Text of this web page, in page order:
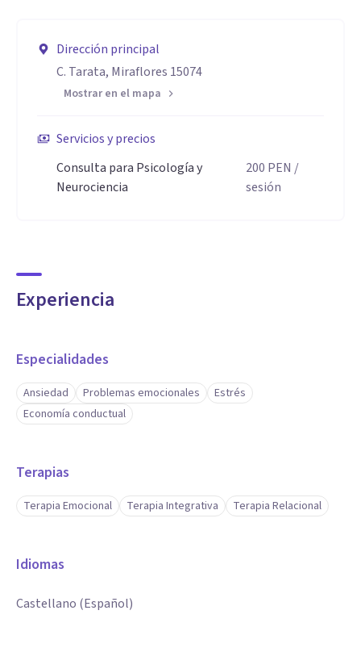
Dirección principal
C. Tarata, Miraflores 15074
Mostrar en el mapa
Servicios y precios
Consulta para Psicología y
Neurociencia
200 PEN /
sesión
Experiencia
Especialidades
Ansiedad Problemas emocionales
Estrés
Economía conductual
Terapias
Terapia Emocional Terapia Integrativa Terapia Relacional
Idiomas
Castellano (Español)